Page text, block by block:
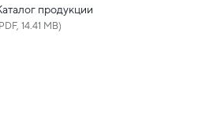
продукции
14.41 MB)